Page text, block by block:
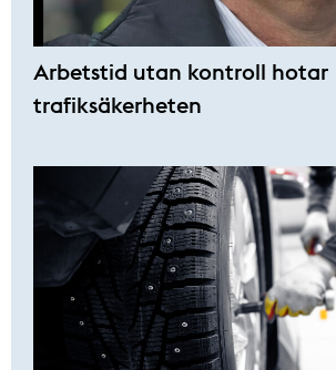
Arbetstid utan kontroll hotar
trafiksäkerheten